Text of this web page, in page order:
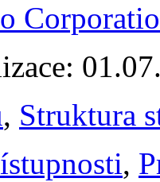
, Struktura
,